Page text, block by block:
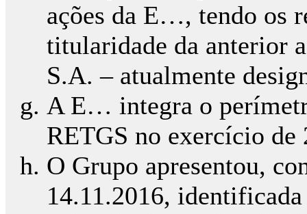
ações da E…, tendo os
titularidade da anterior
S.A. – atualmente
A E… integra o
RETGS no exercício de
O Grupo apresentou,
14.11.2016,